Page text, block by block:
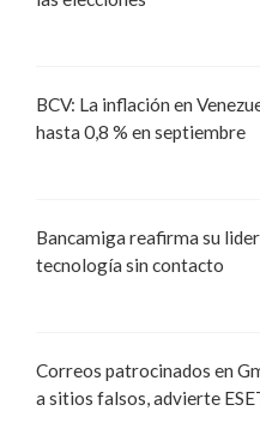
BCV: La inflación en
hasta 0,8 % en septiembre
Bancamiga reafirma su
tecnología sin contacto
Correos patrocinados en
a sitios falsos, advierte